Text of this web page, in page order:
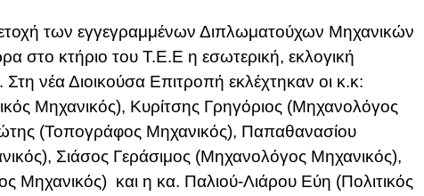
των εγγεγραμμένων Διπλωματούχων Μηχανικών
στο κτήριο του Τ.Ε.Ε η εσωτερική, εκλογική
νέα Διοικούσα Επιτροπή εκλέχτηκαν οι κ.κ:
Μηχανικός), Κυρίτσης Γρηγόριος (Μηχανολόγος
(Τοπογράφος Μηχανικός), Παπαθανασίου
Σιάσος Γεράσιμος (Μηχανολόγος Μηχανικός),
Μηχανικός) και η κα. Παλιού-Λιάρου Εύη (Πολιτικός